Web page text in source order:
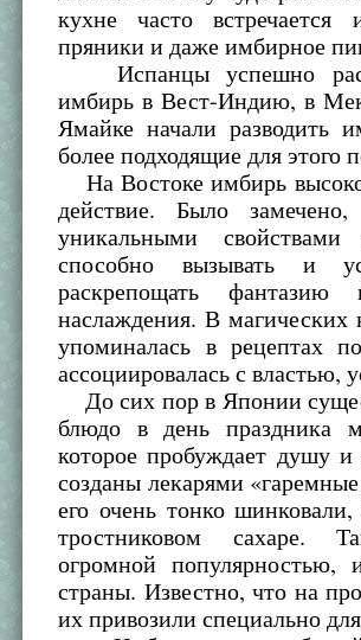
кухне часто
пряники и даже имбирное
Испанцы успешно
имбирь в Вест-Индию, в
Ямайке начали разводить
более подходящие для этого
На Востоке имбирь
действие. Было
уникальными
способно вызывать и
раскрепощать
наслаждения. В магических
упоминалась в рецептах
ассоциировалась с властью,
До сих пор в Японии
блюдо в день праздника
которое пробуждает душу
созданы лекарями
его очень тонко
тростниковом сахаре.
огромной популярностью,
страны. Известно, что на
их привозили специально